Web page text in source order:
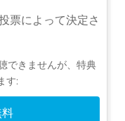
票によって決定さ
できませんが、特典
す: